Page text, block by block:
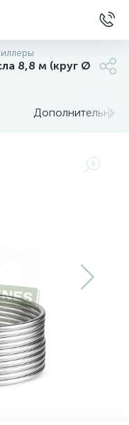
8,8 м (круг Ø
Дополнительные